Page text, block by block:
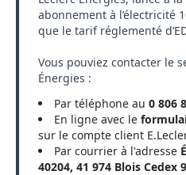
abonnement à l’électricité
que le tarif réglementé
Vous pouviez contacter le
Énergies :
Par téléphone au 0 806
En ligne avec le
sur le compte client
Par courrier à l'adresse
40204, 41 974 Blois Cedex 9